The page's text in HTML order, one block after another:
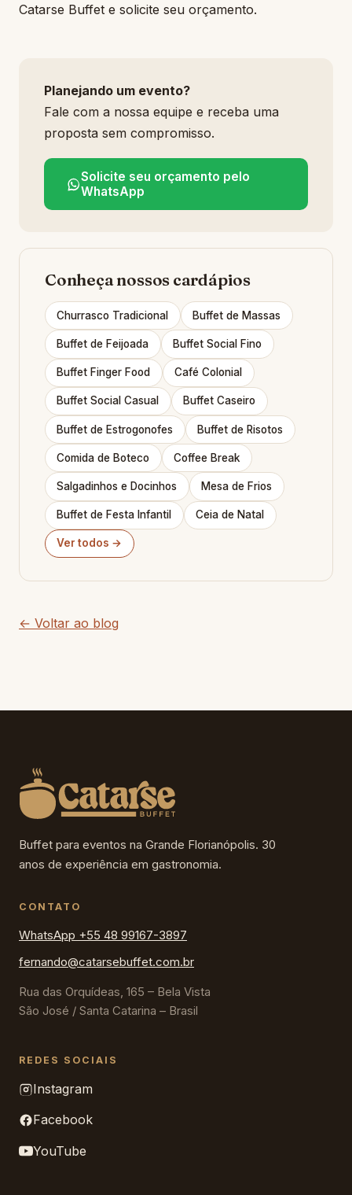
Catarse Buffet e solicite seu orçamento.
Planejando um evento?
Fale com a nossa equipe e receba uma
proposta sem compromisso.
Solicite seu orçamento pelo
WhatsApp
Conheça nossos cardápios
Churrasco Tradicional Buffet de Massas
Buffet de Feijoada Buffet Social Fino
Buffet Finger Food Café Colonial
Buffet Social Casual Buffet Caseiro
Buffet de Estrogonofes Buffet de Risotos
Comida de Boteco Coffee Break
Salgadinhos e Docinhos Mesa de Frios
Buffet de Festa Infantil Ceia de Natal
Ver todos →
← Voltar ao blog
Buffet para eventos na Grande Florianópolis. 30
anos de experiência em gastronomia.
CONTATO
WhatsApp +55 48 99167-3897
fernando@catarsebuffet.com.br
Rua das Orquídeas, 165 – Bela Vista
São José / Santa Catarina – Brasil
REDES SOCIAIS
Instagram
Facebook
YouTube